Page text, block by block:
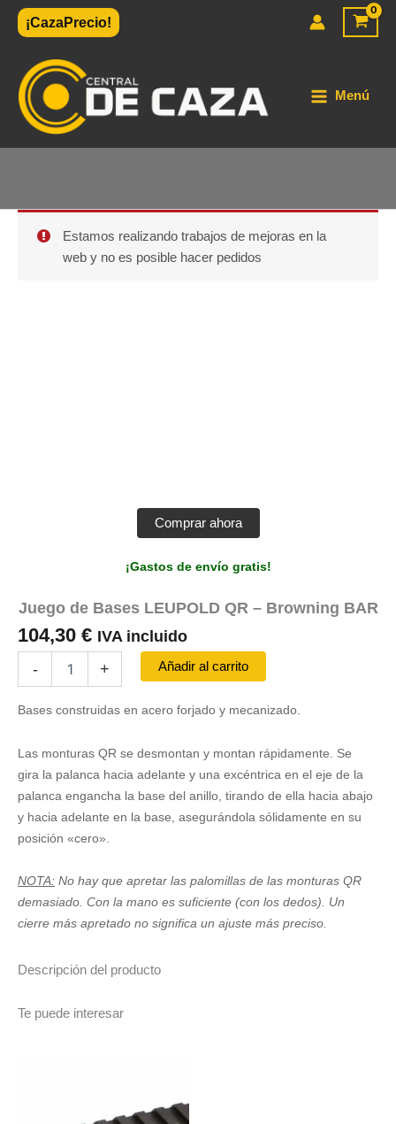
¡CazaPrecio!
Menú
Estamos realizando trabajos de mejoras en la
web y no es posible hacer pedidos
Comprar ahora
¡Gastos de envío gratis!
Juego de Bases LEUPOLD QR – Browning BAR
104,30 € IVA incluido
-
LEUPOLD
-
BAR
cantidad
+ Añadir al carrito
Bases construidas en acero forjado y mecanizado.
Las monturas QR se desmontan y montan rápidamente. Se
gira la palanca hacia adelante y una excéntrica en el eje de la
palanca engancha la base del anillo, tirando de ella hacia abajo
y hacia adelante en la base, asegurándola sólidamente en su
posición «cero».
NOTA: No hay que apretar las palomillas de las monturas QR
demasiado. Con la mano es suficiente (con los dedos). Un
cierre más apretado no significa un ajuste más preciso.
Descripción del producto
Te puede interesar